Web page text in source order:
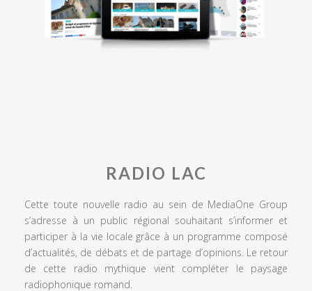
RADIO LAC
Cette toute nouvelle radio au sein de MediaOne Group
s’adresse à un public régional souhaitant s’informer et
participer à la vie locale grâce à un programme composé
d’actualités, de débats et de partage d’opinions. Le retour
de cette radio mythique vient compléter le paysage
radiophonique romand.